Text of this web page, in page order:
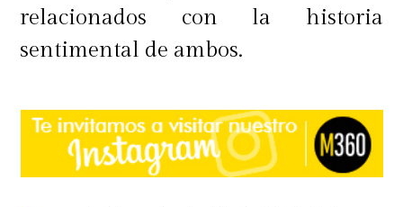
relacionados con la historia
sentimental de ambos.